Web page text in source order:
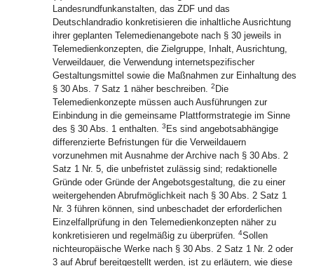
Landesrundfunkanstalten, das ZDF und das
Deutschlandradio konkretisieren die inhaltliche Ausrichtung
ihrer geplanten Telemedienangebote nach § 30 jeweils in
Telemedienkonzepten, die Zielgruppe, Inhalt, Ausrichtung,
Verweildauer, die Verwendung internetspezifischer
Gestaltungsmittel sowie die Maßnahmen zur Einhaltung des
§ 30 Abs. 7 Satz 1 näher beschreiben. 2 Die
Telemedienkonzepte müssen auch Ausführungen zur
Einbindung in die gemeinsame Plattformstrategie im Sinne
des § 30 Abs. 1 enthalten. 3 Es sind angebotsabhängige
differenzierte Befristungen für die Verweildauern
vorzunehmen mit Ausnahme der Archive nach § 30 Abs. 2
Satz 1 Nr. 5, die unbefristet zulässig sind; redaktionelle
Gründe oder Gründe der Angebotsgestaltung, die zu einer
weitergehenden Abrufmöglichkeit nach § 30 Abs. 2 Satz 1
Nr. 3 führen können, sind unbeschadet der erforderlichen
Einzelfallprüfung in den Telemedienkonzepten näher zu
konkretisieren und regelmäßig zu überprüfen. 4Sollen
nichteuropäische Werke nach § 30 Abs. 2 Satz 1 Nr. 2 oder
3 auf Abruf bereitgestellt werden, ist zu erläutern, wie diese